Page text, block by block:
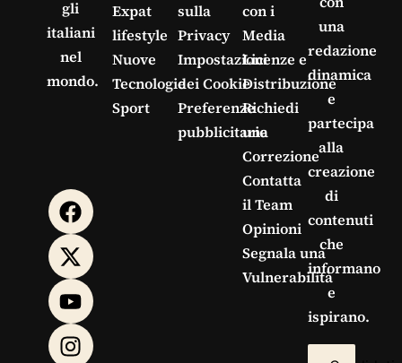
gli
italiani
nel
mondo.
Expat
lifestyle
Nuove
Tecnologie
Sport
sulla
Privacy
Impostazioni
dei Cookie
Preferenze
pubblicitarie
con i
Media
Licenze e
Distribuzione
Richiedi
una
Correzione
Contatta
il Team
Opinioni
Segnala una
Vulnerabilità
una
redazione
dinamica
e
partecipa
alla
creazione
di
contenuti
che
informano
e
ispirano.